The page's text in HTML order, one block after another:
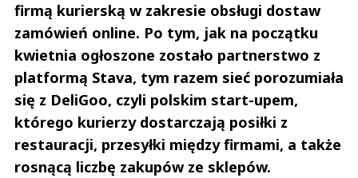
firmą kurierską w zakresie obsługi dostaw
zamówień online. Po tym, jak na początku
kwietnia ogłoszone zostało partnerstwo z
platformą Stava, tym razem sieć porozumiała
się z DeliGoo, czyli polskim start-upem,
którego kurierzy dostarczają posiłki z
restauracji, przesyłki między firmami, a także
rosnącą liczbę zakupów ze sklepów.